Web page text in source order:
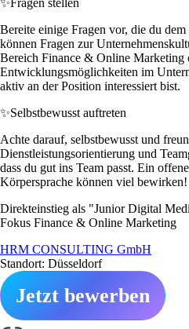
Bereite einige Fragen vor, die du
können Fragen zur
Bereich Finance & Online Marketing
Entwicklungsmöglichkeiten im
aktiv an der Position interessiert bist.
✨Selbstbewusst auftreten
Achte darauf, selbstbewusst und
Dienstleistungsorientierung und
dass du gut ins Team passt. Ein
Körpersprache können viel bewirken!
Direkteinstieg als "Junior Digital
Fokus Finance & Online Marketing
HRM CONSULTING GmbH
Standort: Düsseldorf
Jetzt bewerben